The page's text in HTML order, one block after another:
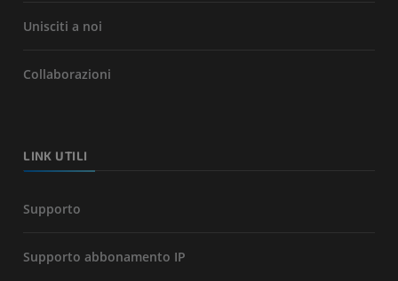
Unisciti a noi
Collaborazioni
LINK UTILI
Supporto
Supporto abbonamento IP